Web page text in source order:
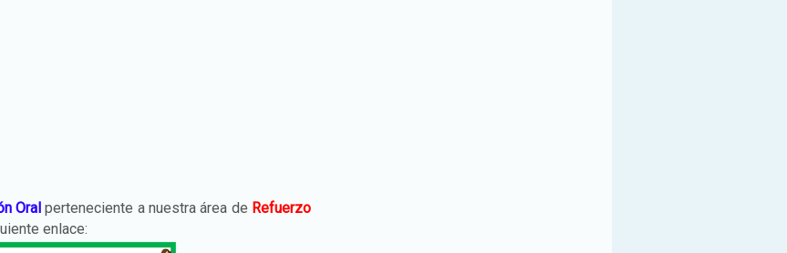
Oral perteneciente a nuestra área de Refuerzo
enlace: